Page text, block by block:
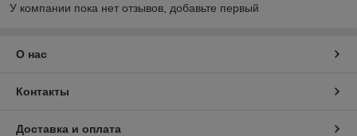
У компании пока нет отзывов, добавьте первый
О нас
Контакты
Доставка и оплата